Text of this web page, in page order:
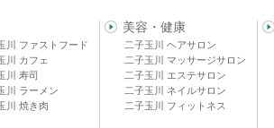
川 ファストフード
川 カフェ
川 寿司
川 ラーメン
川 焼き肉
美容・健康
二子玉川 ヘアサロン
二子玉川 マッサージサロン
二子玉川 エステサロン
二子玉川 ネイルサロン
二子玉川 フィットネス